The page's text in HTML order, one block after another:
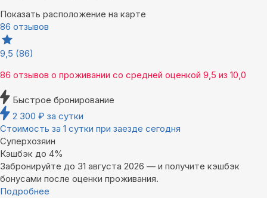
Показать расположение на карте
86 отзывов
9,5 (86)
86 отзывов о проживании со средней оценкой 9,5 из 10,0
Быстрое бронирование
2 300 ₽ за сутки
Стоимость за 1 сутки при заезде сегодня
Суперхозяин
Кэшбэк до 4%
Забронируйте до 31 августа 2026 — и получите кэшбэк
бонусами после оценки проживания.
Подробнее